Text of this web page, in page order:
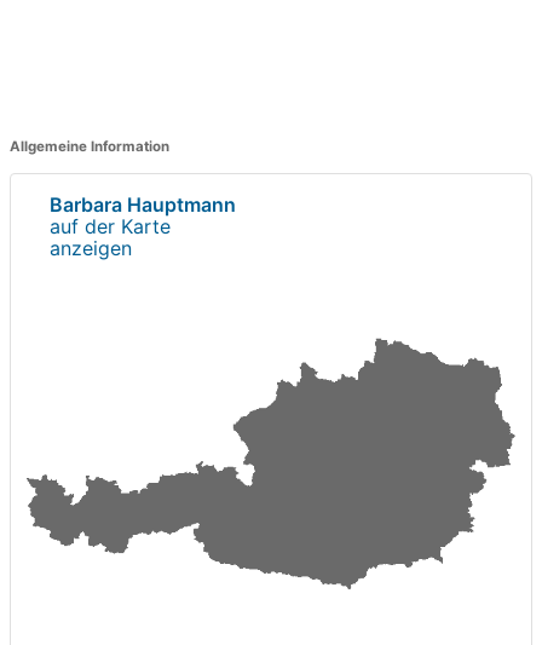
Allgemeine Information
Barbara Hauptmann
auf der Karte
anzeigen